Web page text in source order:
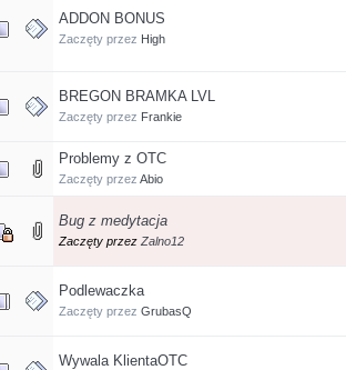
ADDON BONUS
Zaczęty przez High
BREGON BRAMKA LVL
Zaczęty przez Frankie
Problemy z OTC
Zaczęty przez Abio
Bug z medytacja
Zaczęty przez Zalno12
Podlewaczka
Zaczęty przez GrubasQ
Wywala KlientaOTC